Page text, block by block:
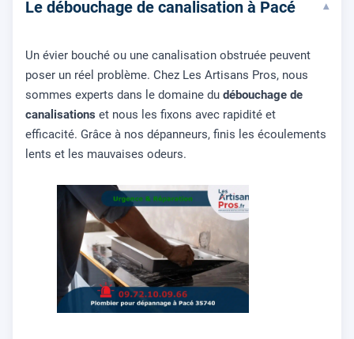
Le débouchage de canalisation à Pacé ▾
Un évier bouché ou une canalisation obstruée peuvent
poser un réel problème. Chez Les Artisans Pros, nous
sommes experts dans le domaine du débouchage de
canalisations et nous les fixons avec rapidité et
efficacité. Grâce à nos dépanneurs, finis les écoulements
lents et les mauvaises odeurs.